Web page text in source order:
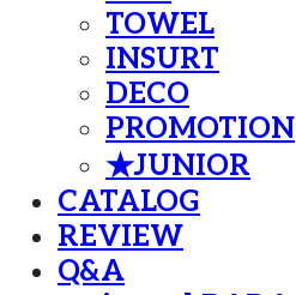
TOWEL
INSURT
DECO
PROMOTION
★JUNIOR
CATALOG
REVIEW
Q&A